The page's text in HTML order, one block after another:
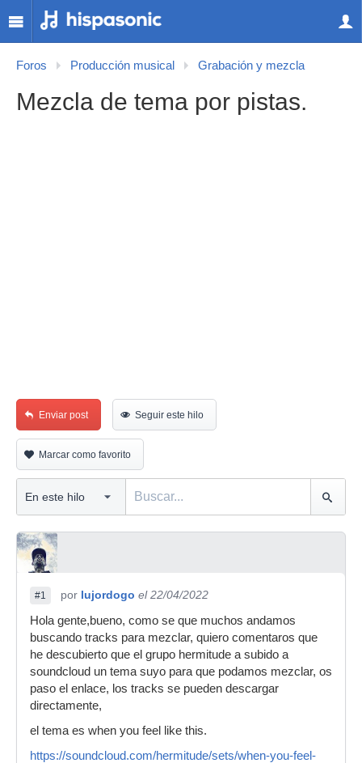
Foros Producción musical Grabación y mezcla
Mezcla de tema por pistas.
Enviar post Seguir este hilo
Marcar como favorito
#1 por lujordogo el 22/04/2022
Hola gente,bueno, como se que muchos andamos
buscando tracks para mezclar, quiero comentaros que
he descubierto que el grupo hermitude a subido a
soundcloud un tema suyo para que podamos mezclar, os
paso el enlace, los tracks se pueden descargar
directamente,
el tema es when you feel like this.
https://soundcloud.com/hermitude/sets/when-you-feel-